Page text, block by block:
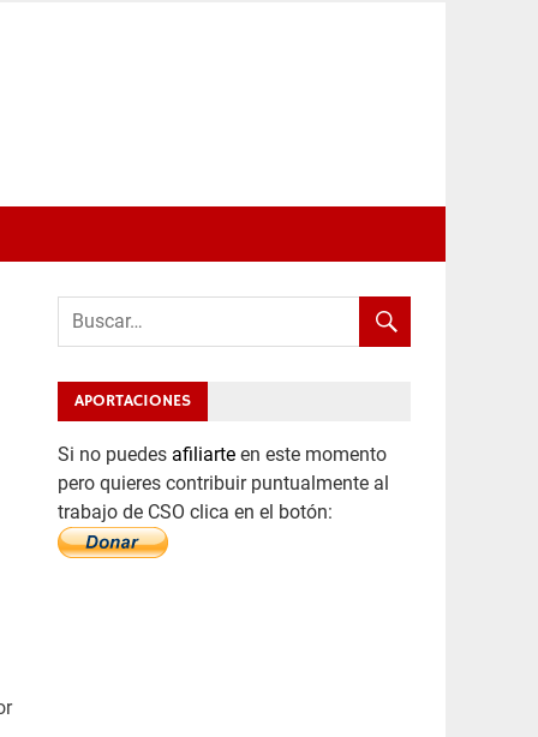
APORTACIONES
Si no puedes afiliarte en este momento
pero quieres contribuir puntualmente al
trabajo de CSO clica en el botón: